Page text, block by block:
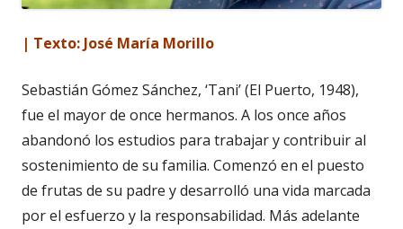
| Texto: José María Morillo
Sebastián Gómez Sánchez, ‘Tani’ (El Puerto, 1948),
fue el mayor de once hermanos. A los once años
abandonó los estudios para trabajar y contribuir al
sostenimiento de su familia. Comenzó en el puesto
de frutas de su padre y desarrolló una vida marcada
por el esfuerzo y la responsabilidad. Más adelante